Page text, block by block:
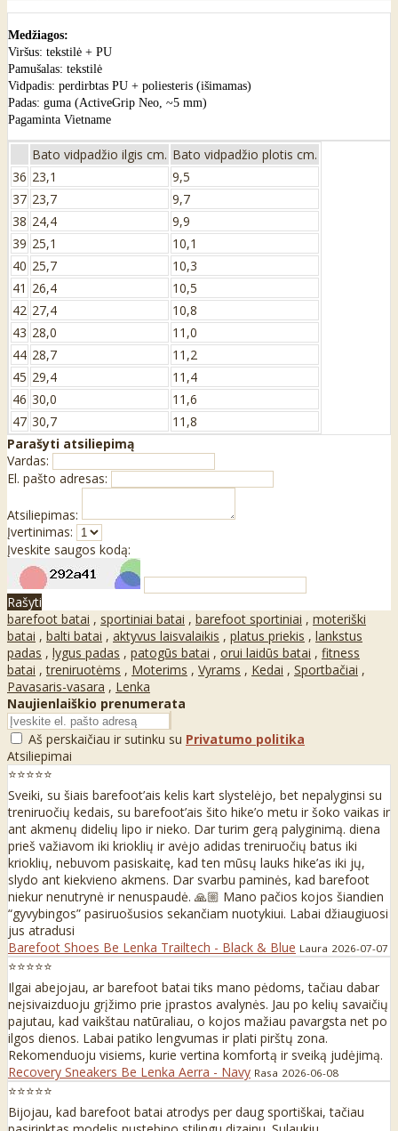
Medžiagos:
Viršus: tekstilė + PU
Pamušalas: tekstilė
Vidpadis: perdirbtas PU + poliesteris (išimamas)
Padas: guma (ActiveGrip Neo, ~5 mm)
Pagaminta Vietname
Bato vidpadžio ilgis cm. Bato vidpadžio plotis cm.
36 23,1
9,5
37 23,7
9,7
38 24,4
9,9
39 25,1
10,1
40 25,7
10,3
41 26,4
10,5
42 27,4
10,8
43 28,0
11,0
44 28,7
11,2
45 29,4
11,4
46 30,0
11,6
47 30,7
11,8
Parašyti atsiliepimą
Vardas:
El. pašto adresas:
Atsiliepimas:
Įvertinimas:
Įveskite saugos kodą:
Rašyti
barefoot batai , sportiniai batai , barefoot sportiniai , moteriški
batai , balti batai , aktyvus laisvalaikis , platus priekis , lankstus
padas , lygus padas , patogūs batai , orui laidūs batai , fitness
batai ,treniruotėms , Moterims , Vyrams , Kedai , Sportbačiai ,
Pavasaris-vasara , Lenka
Naujienlaiškio prenumerata
Aš perskaičiau ir sutinku su Privatumo politika
Atsiliepimai
⭐⭐⭐⭐⭐
Sveiki, su šiais barefoot’ais kelis kart slystelėjo, bet nepalyginsi su
treniruočių kedais, su barefoot’ais šito hike’o metu ir šoko vaikas ir
ant akmenų didelių lipo ir nieko. Dar turim gerą palyginimą. diena
prieš važiavom iki krioklių ir avėjo adidas treniruočių batus iki
krioklių, nebuvom pasiskaitę, kad ten mūsų lauks hike’as iki jų,
slydo ant kiekvieno akmens. Dar svarbu paminės, kad barefoot
niekur nenutrynė ir nenuspaudė. 🙏🏼 Mano pačios kojos šiandien
“gyvybingos” pasiruošusios sekančiam nuotykiui. Labai džiaugiuosi
jus atradusi
Barefoot Shoes Be Lenka Trailtech - Black & Blue Laura 2026-07-07
⭐⭐⭐⭐⭐
Ilgai abejojau, ar barefoot batai tiks mano pėdoms, tačiau dabar
neįsivaizduoju grįžimo prie įprastos avalynės. Jau po kelių savaičių
pajutau, kad vaikštau natūraliau, o kojos mažiau pavargsta net po
ilgos dienos. Labai patiko lengvumas ir plati pirštų zona.
Rekomenduoju visiems, kurie vertina komfortą ir sveiką judėjimą.
Recovery Sneakers Be Lenka Aerra - Navy Rasa 2026-06-08
⭐⭐⭐⭐⭐
Bijojau, kad barefoot batai atrodys per daug sportiškai, tačiau